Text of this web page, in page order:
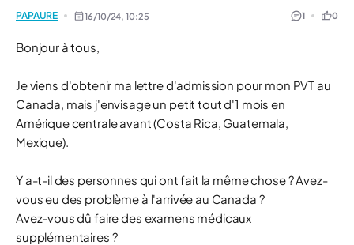
PAPAURE 16/10/24,10:25 1 0
Bonjour à tous,
Je viens d'obtenir ma lettre d'admission pour mon PVT au
Canada, mais j'envisage un petit tout d'1 mois en
Amérique centrale avant (Costa Rica, Guatemala,
Mexique).
Y a-t-il des personnes qui ont fait la même chose ? Avez-
vous eu des problème à l'arrivée au Canada ?
Avez-vous dû faire des examens médicaux
supplémentaires ?